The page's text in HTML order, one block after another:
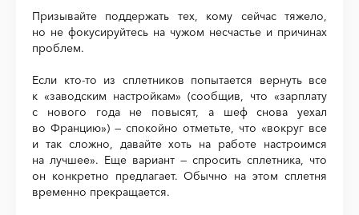
Призывайте поддержать тех, кому сейчас тяжело,
но не фокусируйтесь на чужом несчастье и причинах
проблем.
Если кто-то из сплетников попытается вернуть все
к «заводским настройкам» (сообщив, что «зарплату
с нового года не повысят, а шеф снова уехал
во Францию») — спокойно отметьте, что «вокруг все
и так сложно, давайте хоть на работе настроимся
на лучшее». Еще вариант — спросить сплетника, что
он конкретно предлагает. Обычно на этом сплетня
временно прекращается.